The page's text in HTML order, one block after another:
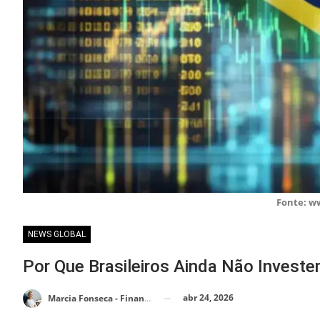
Fonte:
NEWS GLOBAL
Por Que Brasileiros Ainda Não
Marcia Fonseca - Financial Consultant abr 24, 2026